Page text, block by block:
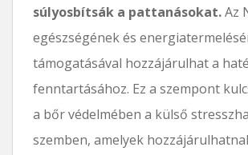
súlyosbítsák a pattanásokat.Az
egészségének és
támogatásával hozzájárulhat a
fenntartásához. Ez a szempont
a bőr védelmében a külső
szemben, amelyek